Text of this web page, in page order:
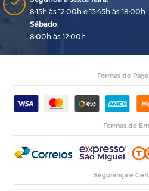
8:15h às 12:00h e 13:45h às 18:00h
Sábado:
8:00h às 12:00h
Formas de
Formas de
Segurança e